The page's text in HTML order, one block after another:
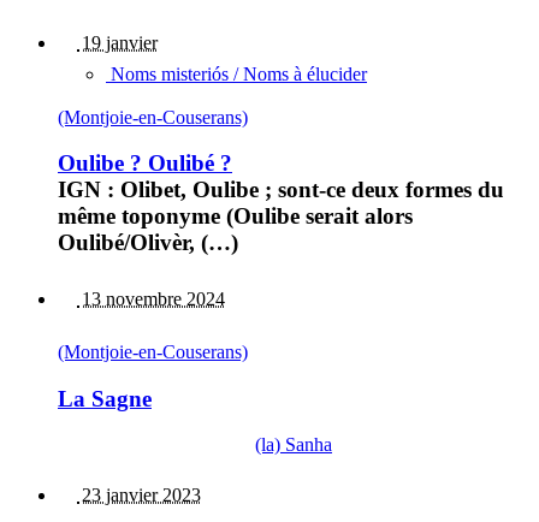
19 janvier
Noms misteriós / Noms à élucider
(Montjoie-en-Couserans)
Oulibe ? Oulibé ?
IGN : Olibet, Oulibe ; sont-ce deux formes du
même toponyme (Oulibe serait alors
Oulibé/Olivèr, (…)
13 novembre 2024
(Montjoie-en-Couserans)
La Sagne
(la) Sanha
23 janvier 2023